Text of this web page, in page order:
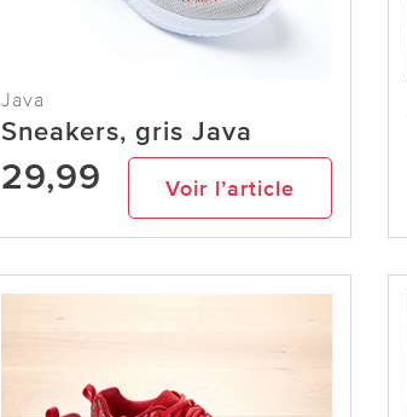
Java
Sneakers, gris Java
29,99 Voir l’article